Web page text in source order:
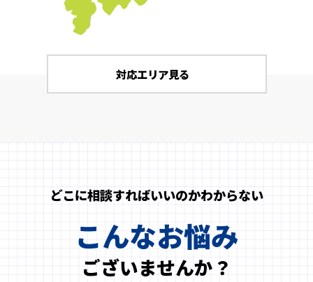
対応エリア見る
どこに相談すればいいのかわからない
こんなお悩み
ございませんか？